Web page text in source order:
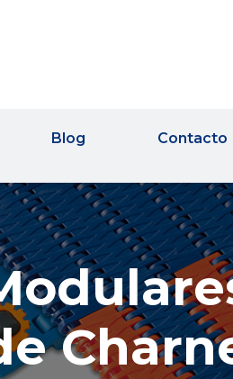
Blog Contacto